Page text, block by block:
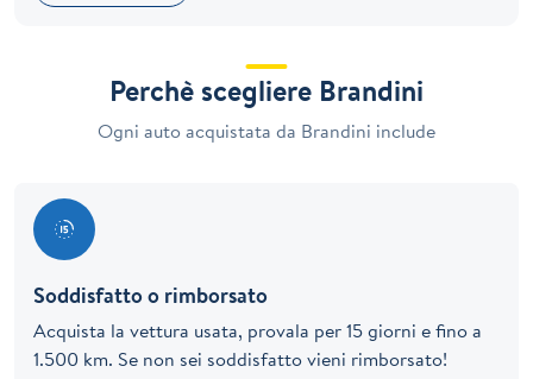
Perchè scegliere Brandini
Ogni auto acquistata da Brandini include
Soddisfatto o rimborsato
Acquista la vettura usata, provala per 15 giorni e fino a
1.500 km. Se non sei soddisfatto vieni rimborsato!